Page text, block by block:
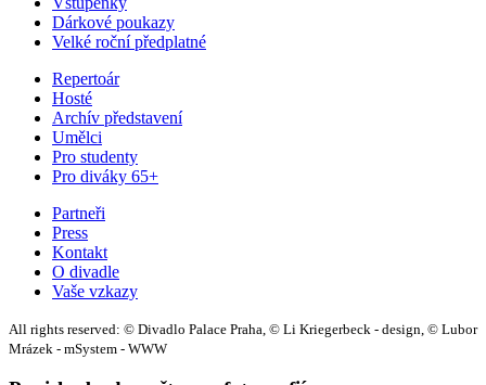
Dárkové poukazy
Velké roční předplatné
Repertoár
Hosté
Archív představení
Umělci
Pro studenty
Pro diváky 65+
Partneři
Press
Kontakt
O divadle
Vaše vzkazy
All rights reserved: © Divadlo Palace Praha, © Li Kriegerbeck - design, © Lubor
Mrázek - mSystem - WWW